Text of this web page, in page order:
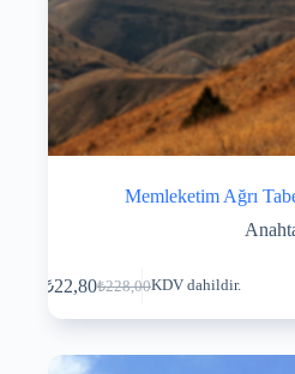
Memleketim Ağrı
₺228,00
₺22,80 KDV dahildir.